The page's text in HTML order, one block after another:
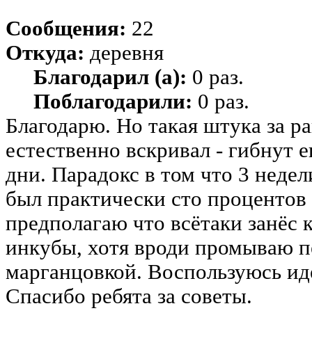
Сообщения: 22
Откуда: деревня
Благодарил (а): 0 раз.
Поблагодарили: 0 раз.
Благодарю. Но такая штука за
естественно вскривал - гибнут
дни. Парадокс в том что 3
был практически сто
предполагаю что всётаки занёс
инкубы, хотя вроди промываю
марганцовкой. Воспользуюсь
Спасибо ребята за советы.